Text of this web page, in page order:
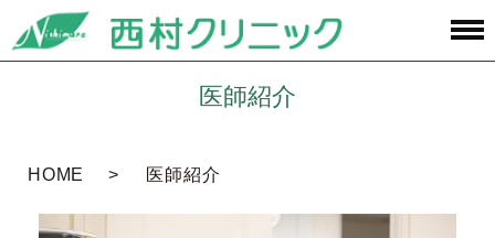
医師紹介
HOME 医師紹介